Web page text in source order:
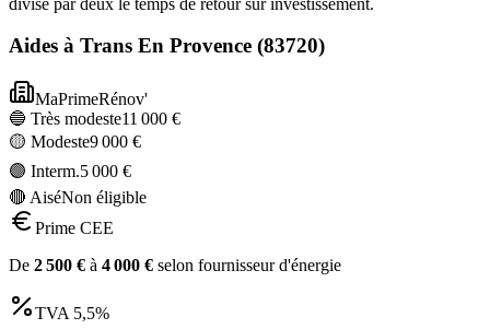
Aides à Trans En Provence (83720)
MaPrimeRénov'
🔵 Très modeste11 000 €
🟡 Modeste9 000 €
🟣 Interm.5 000 €
🔴 AiséNon éligible
Prime CEE
De 2 500 € à 4 000 € selon fournisseur d'énergie
TVA 5,5%